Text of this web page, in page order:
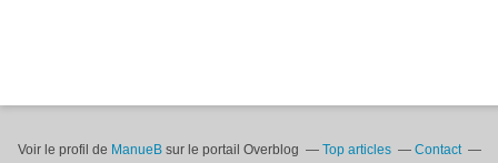
Voir le profil de ManueBsur le portail Overblog Top articles
Contact